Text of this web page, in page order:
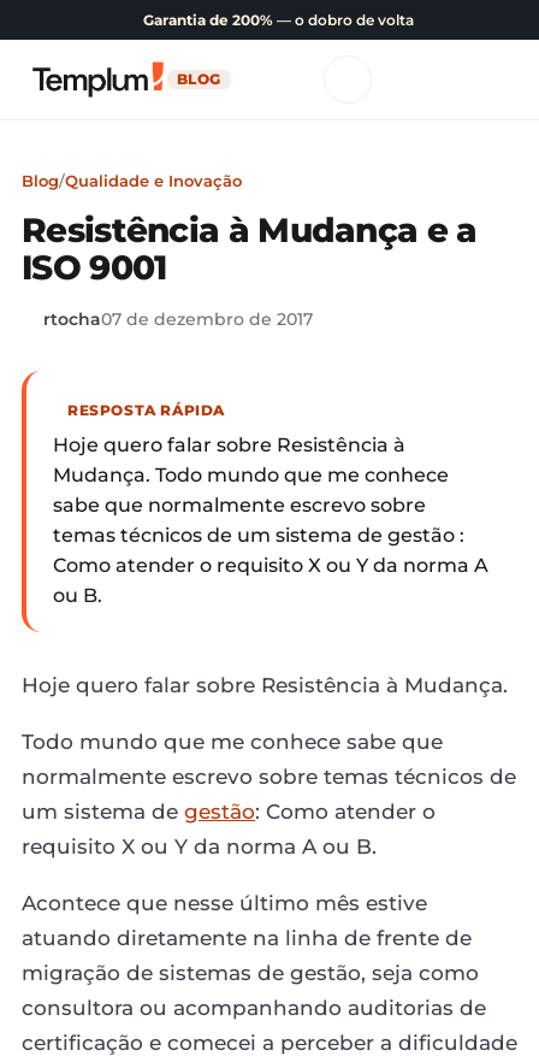
Garantia de 200% — o dobro de volta
BLOG
Blog/Qualidade e Inovação
Resistência à Mudança e a
ISO 9001
rtocha07 de dezembro de 2017
RESPOSTA RÁPIDA
Hoje quero falar sobre Resistência à
Mudança. Todo mundo que me conhece
sabe que normalmente escrevo sobre
temas técnicos de um sistema de gestão :
Como atender o requisito X ou Y da norma A
ou B.
Hoje quero falar sobre Resistência à Mudança.
Todo mundo que me conhece sabe que
normalmente escrevo sobre temas técnicos de
um sistema de gestão: Como atender o
requisito X ou Y da norma A ou B.
Acontece que nesse último mês estive
atuando diretamente na linha de frente de
migração de sistemas de gestão, seja como
consultora ou acompanhando auditorias de
certificação e comecei a perceber a dificuldade